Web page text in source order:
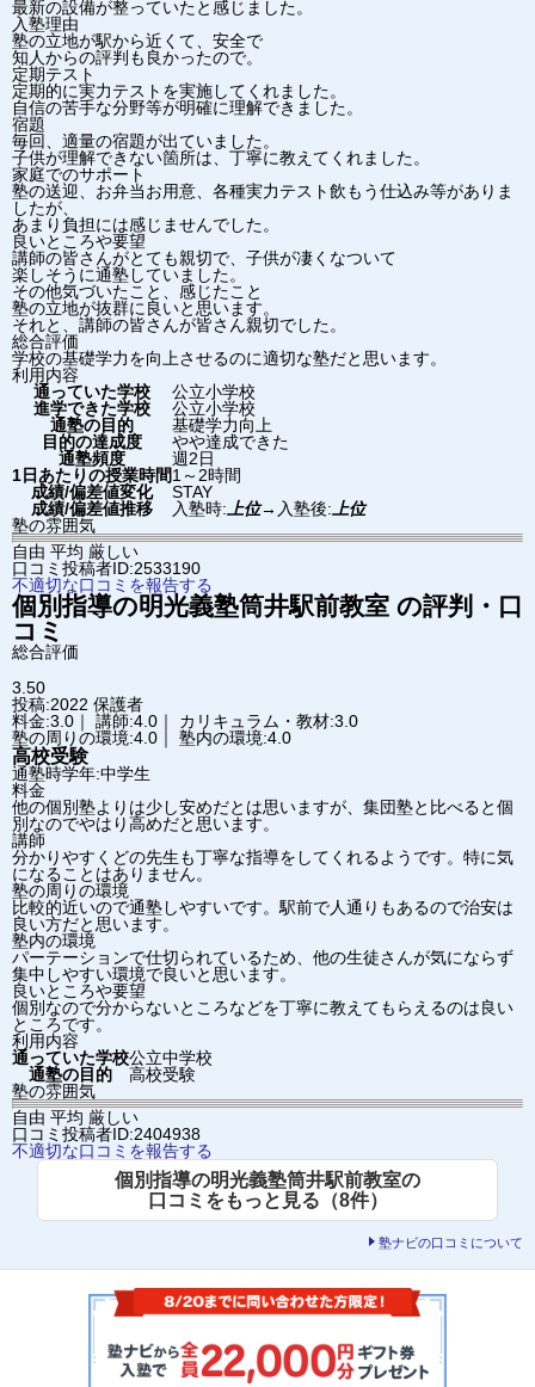
最新の設備が整っていたと感じました。
入塾理由
塾の立地が駅から近くて、安全で
知人からの評判も良かったので。
定期テスト
定期的に実力テストを実施してくれました。
自信の苦手な分野等が明確に理解できました。
宿題
毎回、適量の宿題が出ていました。
子供が理解できない箇所は、丁寧に教えてくれました。
家庭でのサポート
塾の送迎、お弁当お用意、各種実力テスト飲もう仕込み等がありま
したが、
あまり負担には感じませんでした。
良いところや要望
講師の皆さんがとても親切で、子供が凄くなついて
楽しそうに通塾していました。
その他気づいたこと、感じたこと
塾の立地が抜群に良いと思います。
それと、講師の皆さんが皆さん親切でした。
総合評価
学校の基礎学力を向上させるのに適切な塾だと思います。
利用内容
通っていた学校
公立小学校
進学できた学校
公立小学校
通塾の目的
基礎学力向上
目的の達成度
やや達成できた
通塾頻度
週2日
1日あたりの授業時間1～2時間
成績/偏差値変化
STAY
成績/偏差値推移
入塾時: 上位→ 入塾後: 上位
塾の雰囲気
自由 平均 厳しい
口コミ投稿者ID:2533190
不適切な口コミを報告する
個別指導の明光義塾筒井駅前教室 の評判・口
コミ
総合評価
3.50
投稿:2022 保護者
料金:3.0｜ 講師:4.0｜ カリキュラム・教材:3.0
塾の周りの環境:4.0｜ 塾内の環境:4.0
高校受験
通塾時学年:中学生
料金
他の個別塾よりは少し安めだとは思いますが、集団塾と比べると個
別なのでやはり高めだと思います。
講師
分かりやすくどの先生も丁寧な指導をしてくれるようです。特に気
になることはありません。
塾の周りの環境
比較的近いので通塾しやすいです。駅前で人通りもあるので治安は
良い方だと思います。
塾内の環境
パーテーションで仕切られているため、他の生徒さんが気にならず
集中しやすい環境で良いと思います。
良いところや要望
個別なので分からないところなどを丁寧に教えてもらえるのは良い
ところです。
利用内容
通っていた学校公立中学校
通塾の目的
高校受験
塾の雰囲気
自由 平均 厳しい
口コミ投稿者ID:2404938
不適切な口コミを報告する
個別指導の明光義塾筒井駅前教室の
口コミをもっと見る（8件）
塾ナビの口コミについて